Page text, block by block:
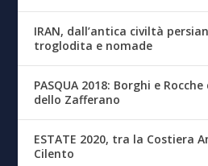
IRAN, dall’antica civiltà
troglodita e nomade
PASQUA 2018: Borghi e
dello Zafferano
ESTATE 2020, tra la Costiera
Cilento